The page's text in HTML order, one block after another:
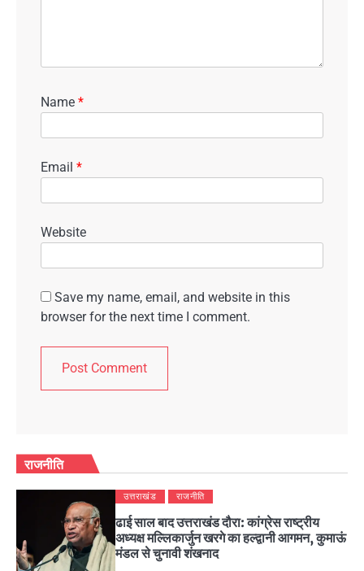
Name *
Email *
Website
Save my name, email, and website in this
browser for the next time I comment.
राजनीति
उत्तराखंड राजनीति
ढाई साल बाद उत्तराखंड दौरा: कांग्रेस राष्ट्रीय
अध्यक्ष मल्लिकार्जुन खरगे का हल्द्वानी आगमन, कुमाऊं
मंडल से चुनावी शंखनाद